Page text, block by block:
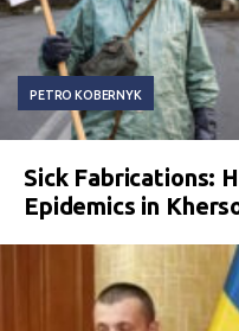
PETRO KOBERNYK
Sick Fabrications:
Epidemics in